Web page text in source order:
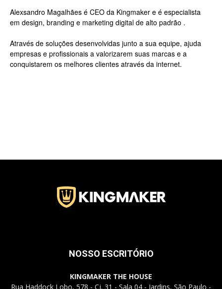
Alexsandro Magalhães é CEO da Kingmaker e é especialista
em design, branding e marketing digital de alto padrão .
Através de soluções desenvolvidas junto a sua equipe, ajuda
empresas e profissionais a valorizarem suas marcas e a
conquistarem os melhores clientes através da internet.
NOSSO ESCRITÓRIO
KINGMAKER THE HOUSE
Rua Haddock Lobo, 578 - Cj. 31 - Sala 04 - Jardins, São Paulo -